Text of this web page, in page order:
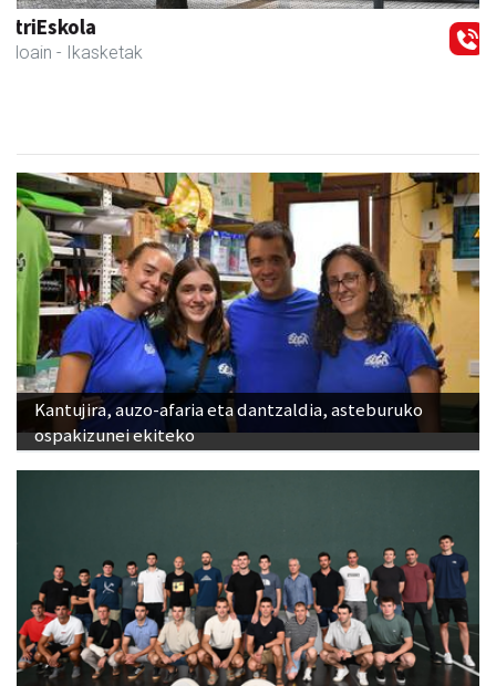
Ormazabal garraioak
Asteasu - Garraioak
Kantujira, auzo-afaria eta dantzaldia, asteburuko
ospakizunei ekiteko